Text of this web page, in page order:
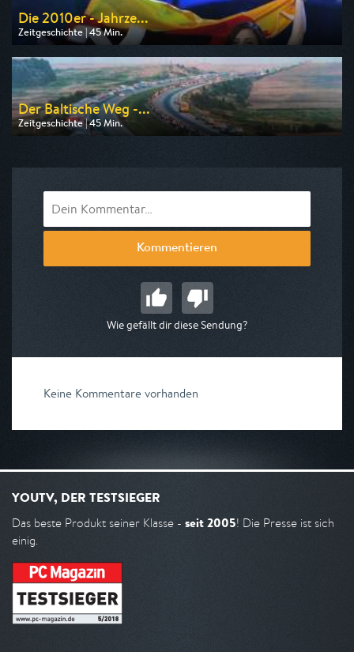
Die 2010er - Jahrze...
Zeitgeschichte | 45 Min.
Ausgestrahlt von ZDF info
am 11.08.2026, 18:45
Der Baltische Weg -...
Zeitgeschichte | 45 Min.
Ausgestrahlt von MDR
Kommentieren
Wie gefällt dir diese Sendung?
Keine Kommentare vorhanden
YOUTV, DER TESTSIEGER
Das beste Produkt seiner Klasse - seit 2005! Die Presse ist sich
einig.